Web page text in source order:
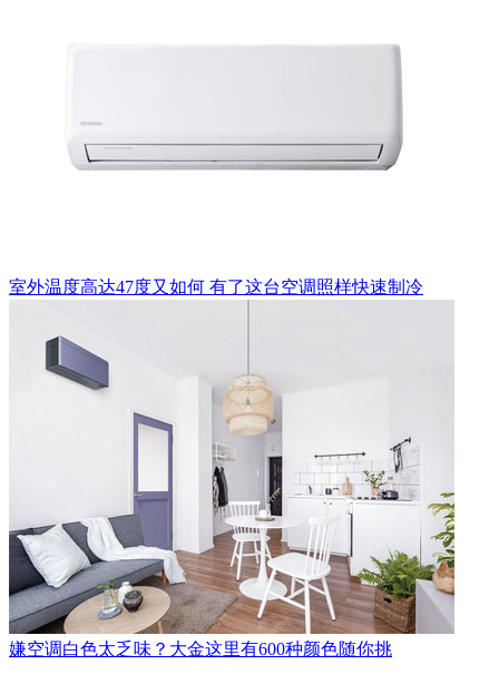
室外温度高达47度又如何 有了这台空调照样快速制冷
嫌空调白色太乏味？大金这里有600种颜色随你挑